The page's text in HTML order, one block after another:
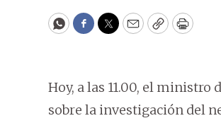
WhatsApp
Facebook
Twitter
EmailCopyPrint
Hoy, a las 11.00, el
sobre la investigación del